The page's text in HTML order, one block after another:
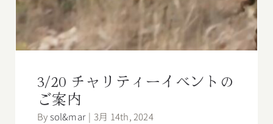
3/20 チャリティーイベントの
ご案内
By sol&mar | 3月 14th, 2024